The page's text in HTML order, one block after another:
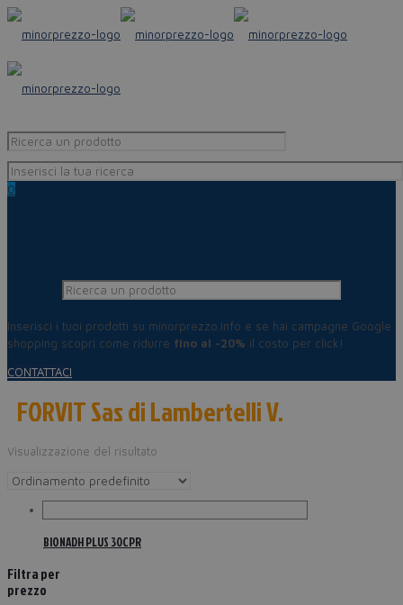
0
Inserisci i tuoi prodotti su minorprezzo.info e se hai campagne Google
shopping scopri come ridurre fino al -20% il costo per click!
CONTATTACI
FORVIT Sas di Lambertelli V.
Visualizzazione del risultato
BIONADH PLUS 30CPR
Filtra per
prezzo